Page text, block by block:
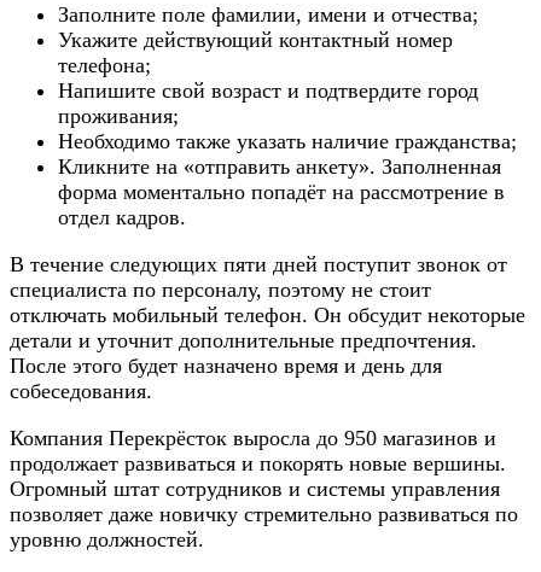
Заполните поле фамилии, имени и отчества;
Укажите действующий контактный номер
телефона;
Напишите свой возраст и подтвердите город
проживания;
Необходимо также указать наличие гражданства;
Кликните на «отправить анкету». Заполненная
форма моментально попадёт на рассмотрение в
отдел кадров.
В течение следующих пяти дней поступит звонок от
специалиста по персоналу, поэтому не стоит
отключать мобильный телефон. Он обсудит некоторые
детали и уточнит дополнительные предпочтения.
После этого будет назначено время и день для
собеседования.
Компания Перекрёсток выросла до 950 магазинов и
продолжает развиваться и покорять новые вершины.
Огромный штат сотрудников и системы управления
позволяет даже новичку стремительно развиваться по
уровню должностей.